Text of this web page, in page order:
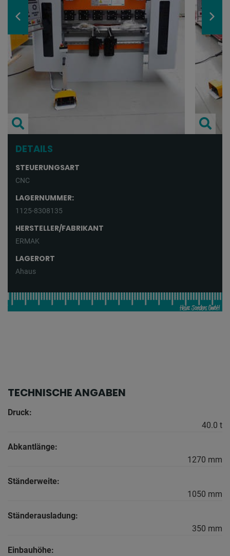
DETAILS
STEUERUNGSART
CNC
LAGERNUMMER:
1125-8308135
HERSTELLER/FABRIKANT
ERMAK
LAGERORT
Ahaus
TECHNISCHE ANGABEN
Druck:
40.0 t
Abkantlänge:
1270 mm
Ständerweite:
1050 mm
Ständerausladung:
350 mm
Einbauhöhe: